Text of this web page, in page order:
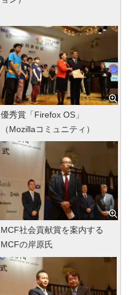
優秀賞「Firefox OS」
（Mozillaコミュニティ）
MCF社会貢献賞を案内する
MCFの岸原氏